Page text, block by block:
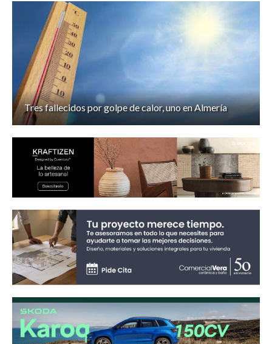
Tres fallecidos por golpe de calor, uno en Almería